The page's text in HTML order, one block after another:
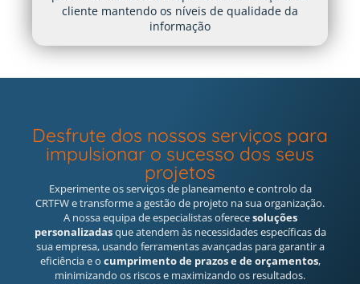
cliente mantendo os níveis de qualidade da
informação
Desfrute dos nossos serviços para
impulsionar o sucesso dos seus
projetos
Experimente os serviços de planeamento e controlo da
CRTFW e transforme a gestão de projeto na sua organização.
A nossa equipa de especialistas oferecesoluções
personalizadasque atendem às necessidades específicas da
sua empresa, usando ferramentas avançadas para garantir a
eficiência e o cumprimento de prazos e de orçamentos,
minimizando os riscos e maximizando os resultados.